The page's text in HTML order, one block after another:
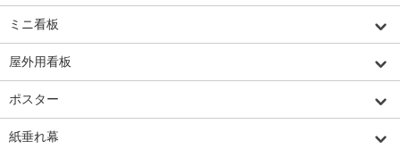
ミニ看板
屋外用看板
ポスター
紙垂れ幕